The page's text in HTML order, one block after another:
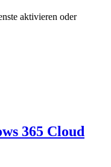
aktivieren oder
365 Cloud